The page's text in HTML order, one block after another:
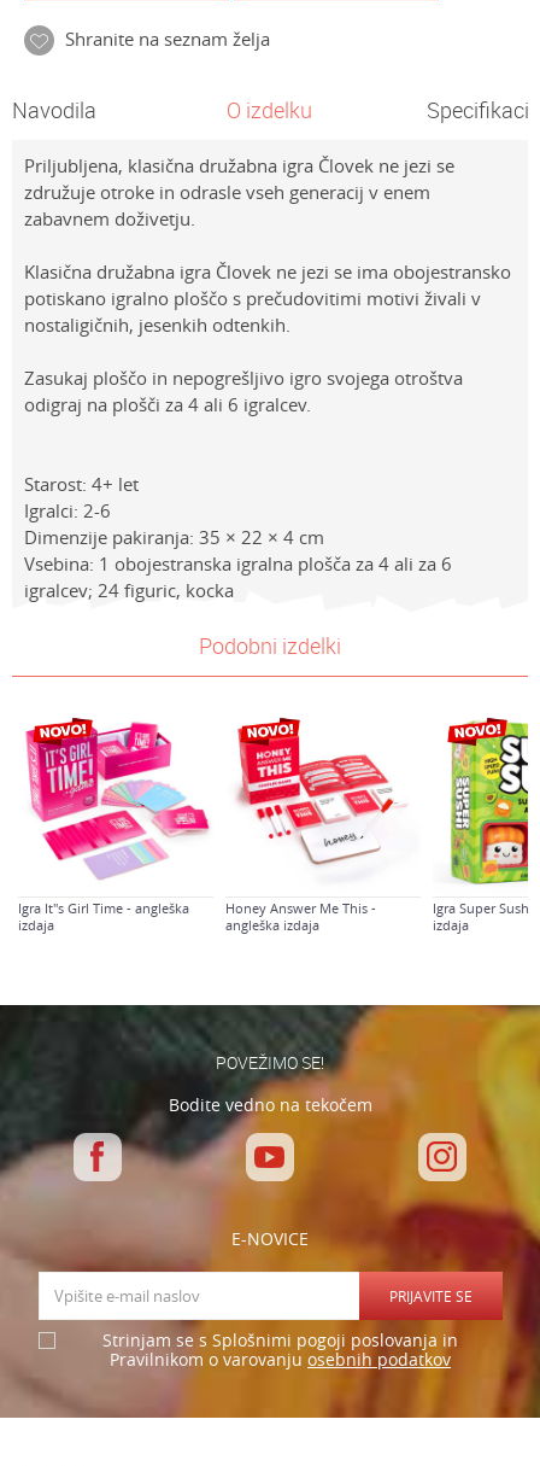
Shranite na seznam želja
Navodila O izdelku
Priljubljena, klasična družabna igra Človek ne jezi se
združuje otroke in odrasle vseh generacij v enem
zabavnem doživetju.
Klasična družabna igra Človek ne jezi se ima obojestransko
potiskano igralno ploščo s prečudovitimi motivi živali v
nostaligičnih, jesenkih odtenkih.
Zasukaj ploščo in nepogrešljivo igro svojega otroštva
odigraj na plošči za 4 ali 6 igralcev.
Starost: 4+ let
Igralci: 2-6
Dimenzije pakiranja: 35 × 22 × 4 cm
Vsebina: 1 obojestranska igralna plošča za 4 ali za 6
igralcev; 24 figuric, kocka
Družabne igre
Spol
Univerzalno
Starost
4-6 let
Sporočilo
POŠLJI
Prenesi navodila za uporabo
Podobni izdelki
Igra It"s Girl Time - angleška
izdaja
Honey Answer Me This -
angleška izdaja
Igra Super Sushi
izdaja
POVEŽIMO SE!
Bodite vedno na tekočem
E-NOVICE
PRIJAVITE SE
Strinjam se s Splošnimi pogoji poslovanja in
Pravilnikom o varovanju osebnih podatkov